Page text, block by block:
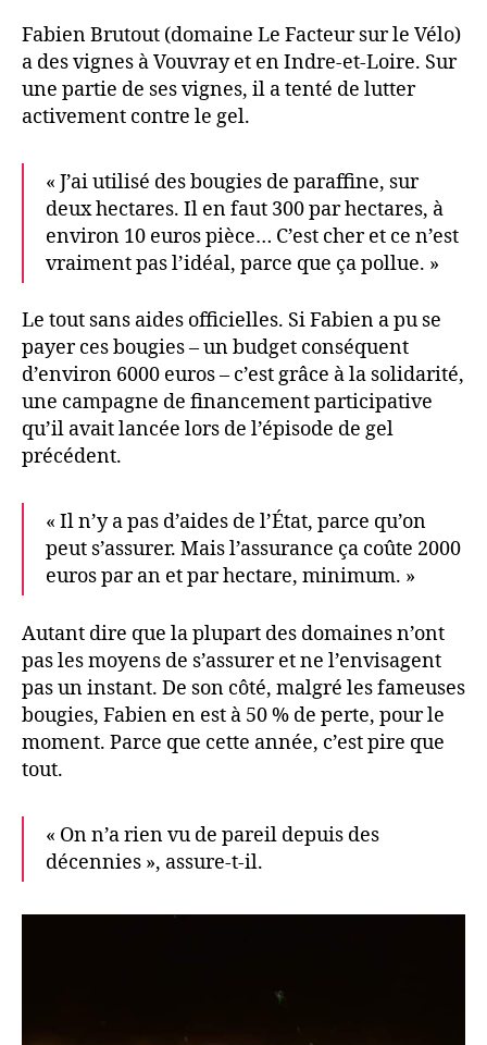
Fabien Brutout (domaine Le Facteur sur le Vélo)
a des vignes à Vouvray et en Indre-et-Loire. Sur
une partie de ses vignes, il a tenté de lutter
activement contre le gel.
« J’ai utilisé des bougies de paraffine, sur
deux hectares. Il en faut 300 par hectares, à
environ 10 euros pièce… C’est cher et ce n’est
vraiment pas l’idéal, parce que ça pollue. »
Le tout sans aides officielles. Si Fabien a pu se
payer ces bougies – un budget conséquent
d’environ 6000 euros – c’est grâce à la solidarité,
une campagne de financement participative
qu’il avait lancée lors de l’épisode de gel
précédent.
« Il n’y a pas d’aides de l’État, parce qu’on
peut s’assurer. Mais l’assurance ça coûte 2000
euros par an et par hectare, minimum. »
Autant dire que la plupart des domaines n’ont
pas les moyens de s’assurer et ne l’envisagent
pas un instant. De son côté, malgré les fameuses
bougies, Fabien en est à 50 % de perte, pour le
moment. Parce que cette année, c’est pire que
tout.
« On n’a rien vu de pareil depuis des
décennies », assure-t-il.